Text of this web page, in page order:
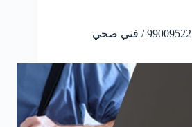
سباك صحي الخيران / 99009522 / فني صحي